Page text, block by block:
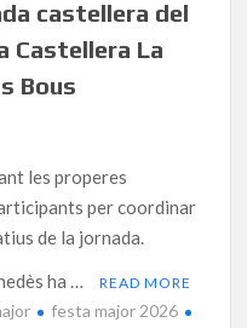
castellera del
Castellera La
Bous
les properes
per coordinar
de la jornada.
ha …
READ MORE
festa major 2026